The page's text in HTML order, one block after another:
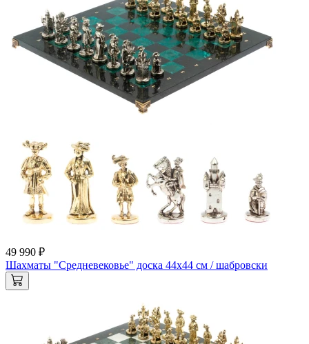
49 990 ₽
Шахматы "Средневековье" доска 44х44 см / шабровски